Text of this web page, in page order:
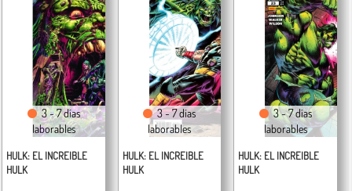
3 - 7 días
laborables
HULK: EL INCREIBLE
HULK
3 - 7 días
laborables
HULK: EL INCREIBLE
HULK
3 - 7 días
laborables
HULK: EL INCREIBLE
HULK